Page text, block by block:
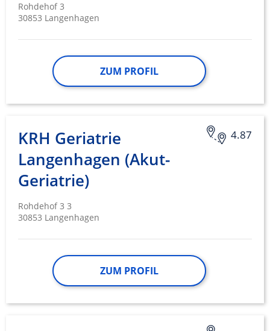
Rohdehof 3
30853 Langenhagen
ZUM PROFIL
4.87
KRH Geriatrie
Langenhagen (Akut-
Geriatrie)
Rohdehof 3 3
30853 Langenhagen
ZUM PROFIL